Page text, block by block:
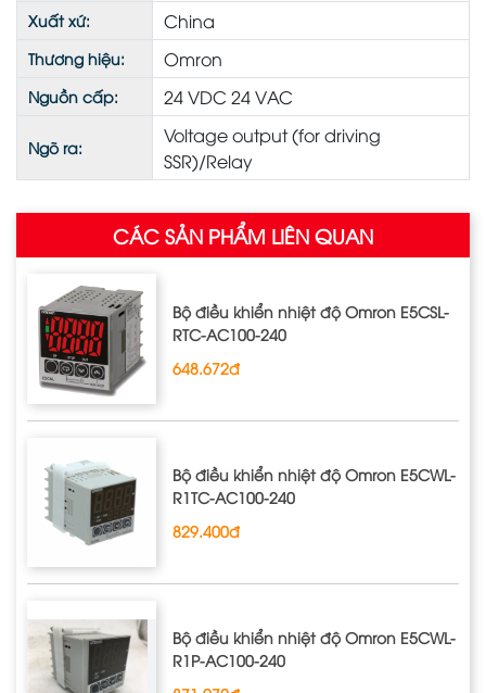
Xuất xứ: China
Thương hiệu: Omron
Nguồn cấp: 24 VDC 24 VAC
Ngõ ra:
Voltage output (for driving
SSR)/Relay
CÁC SẢN PHẨM LIÊN QUAN
Bộ điều khiển nhiệt độ Omron E5CSL‐
RTC‐AC100‐240
648.672đ
Bộ điều khiển nhiệt độ Omron E5CWL‐
R1TC‐AC100‐240
829.400đ
Bộ điều khiển nhiệt độ Omron E5CWL‐
R1P‐AC100‐240